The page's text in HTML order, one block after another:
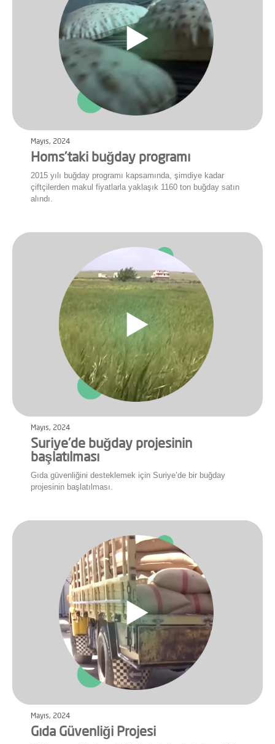
Mayıs, 2024
Homs’taki buğday programı
2015 yılı buğday programı kapsamında, şimdiye kadar
çiftçilerden makul fiyatlarla yaklaşık 1160 ton buğday satın
alındı.
Mayıs, 2024
Suriye’de buğday projesinin
başlatılması
Gıda güvenliğini desteklemek için Suriye’de bir buğday
projesinin başlatılması.
Mayıs, 2024
Gıda Güvenliği Projesi